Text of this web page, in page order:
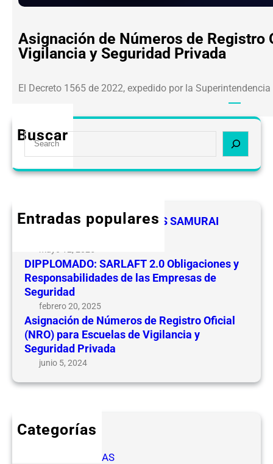
Asignación de Números de Registro
Vigilancia y Seguridad Privada
El Decreto 1565 de 2022, expedido por la
Buscar
S
a
h
Entradas populares
FELICIDADES A LOS LIDERES SAMURAI
DIPPLOMADO: SARLAFT 2.0 Obligaciones y
Responsabilidades de las Empresas de
Seguridad
febrero 20, 2025
Asignación de Números de Registro Oficial
(NRO) para Escuelas de Vigilancia y
Seguridad Privada
junio 5, 2024
Categorías
COMPETENCIAS